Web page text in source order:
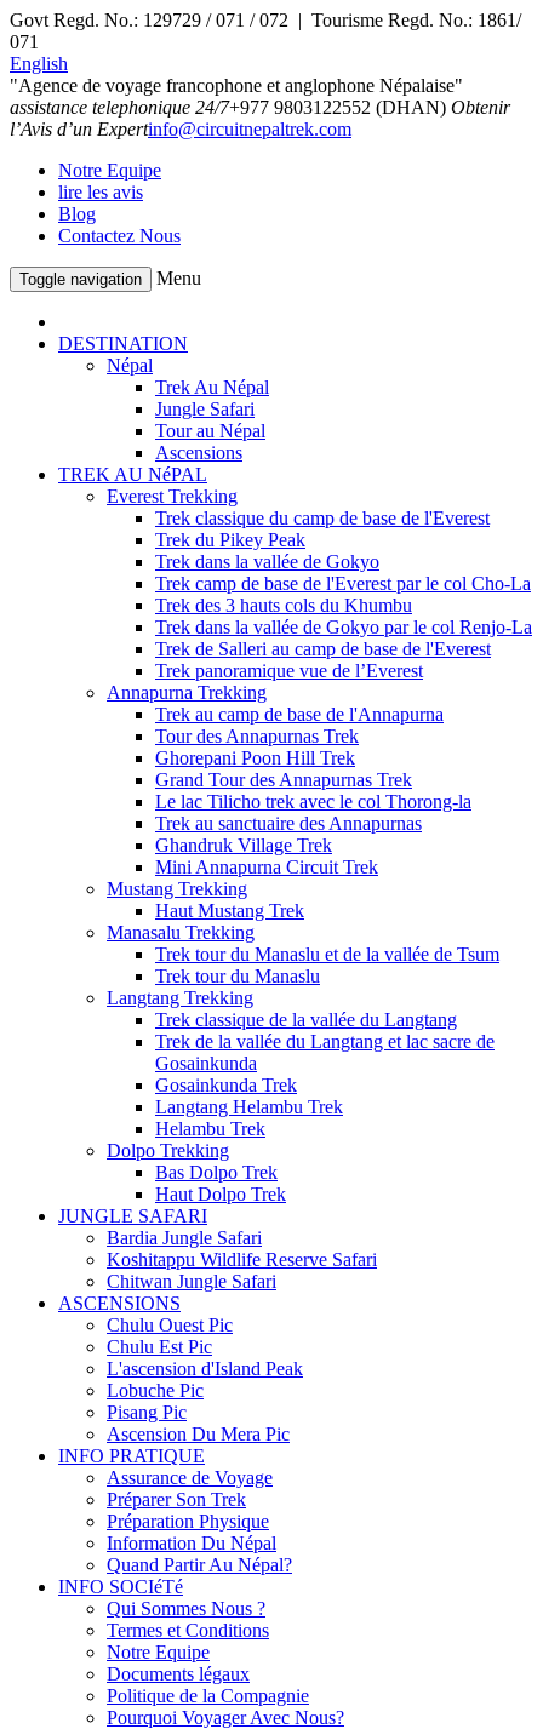
Govt Regd. No.: 129729 / 071 / 072 | Tourisme Regd. No.: 1861/
071
English
"Agence de voyage francophone et anglophone Népalaise"
assistance telephonique 24/7+977 9803122552 (DHAN) Obtenir
l’Avis d’un Expertinfo@circuitnepaltrek.com
Notre Equipe
lire les avis
Blog
Contactez Nous
Toggle navigation Menu
DESTINATION
Népal
Trek Au Népal
Jungle Safari
Tour au Népal
Ascensions
TREK AU NéPAL
Everest Trekking
Trek classique du camp de base de l'Everest
Trek du Pikey Peak
Trek dans la vallée de Gokyo
Trek camp de base de l'Everest par le col Cho-La
Trek des 3 hauts cols du Khumbu
Trek dans la vallée de Gokyo par le col Renjo-La
Trek de Salleri au camp de base de l'Everest
Trek panoramique vue de l’Everest
Annapurna Trekking
Trek au camp de base de l'Annapurna
Tour des Annapurnas Trek
Ghorepani Poon Hill Trek
Grand Tour des Annapurnas Trek
Le lac Tilicho trek avec le col Thorong-la
Trek au sanctuaire des Annapurnas
Ghandruk Village Trek
Mini Annapurna Circuit Trek
Mustang Trekking
Haut Mustang Trek
Manasalu Trekking
Trek tour du Manaslu et de la vallée de Tsum
Trek tour du Manaslu
Langtang Trekking
Trek classique de la vallée du Langtang
Trek de la vallée du Langtang et lac sacre de
Gosainkunda
Gosainkunda Trek
Langtang Helambu Trek
Helambu Trek
Dolpo Trekking
Bas Dolpo Trek
Haut Dolpo Trek
JUNGLE SAFARI
Bardia Jungle Safari
Koshitappu Wildlife Reserve Safari
Chitwan Jungle Safari
ASCENSIONS
Chulu Ouest Pic
Chulu Est Pic
L'ascension d'Island Peak
Lobuche Pic
Pisang Pic
Ascension Du Mera Pic
INFO PRATIQUE
Assurance de Voyage
Préparer Son Trek
Préparation Physique
Information Du Népal
Quand Partir Au Népal?
INFO SOCIéTé
Qui Sommes Nous ?
Termes et Conditions
Notre Equipe
Documents légaux
Politique de la Compagnie
Pourquoi Voyager Avec Nous?